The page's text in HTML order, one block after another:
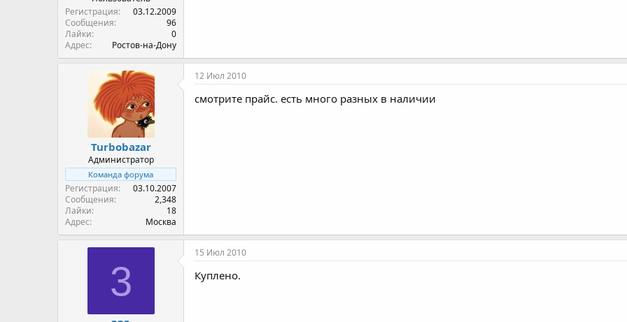
Регистрация
03.12.2009
Сообщения
96
Лайки
0
Адрес
Ростов-на-Дону
Turbobazar
Администратор
Команда форума
Регистрация
03.10.2007
Сообщения
2,348
Лайки
18
Адрес
Москва
12 Июл 2010
смотрите прайс. есть много разных в наличии
3
15 Июл 2010
Куплено.